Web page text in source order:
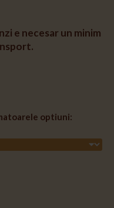
e necesar un minim
optiuni: